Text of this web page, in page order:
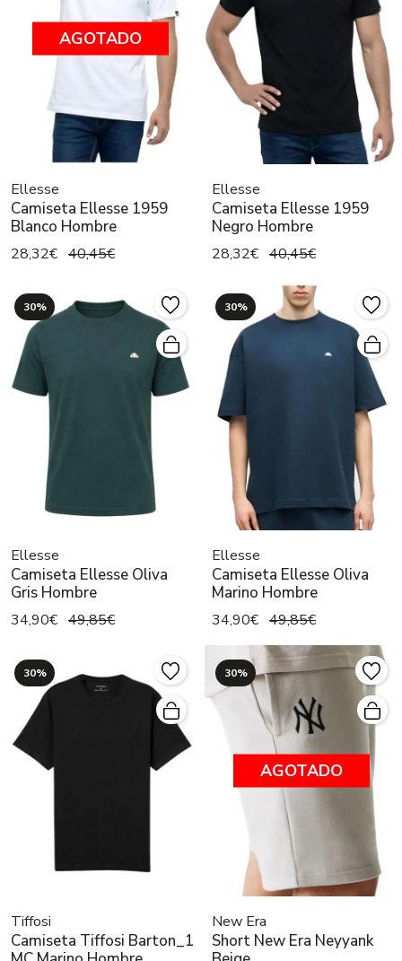
AGOTADO
Ellesse
Camiseta Ellesse 1959
Blanco Hombre
28,32€ 40,45€
Ellesse
Camiseta Ellesse 1959
Negro Hombre
28,32€ 40,45€
30%
Ellesse
Camiseta Ellesse Oliva
Gris Hombre
34,90€ 49,85€
30%
Ellesse
Camiseta Ellesse Oliva
Marino Hombre
34,90€ 49,85€
30%
Tiffosi
Camiseta Tiffosi Barton_1
30%
AGOTADO
New Era
Short New Era Neyyank